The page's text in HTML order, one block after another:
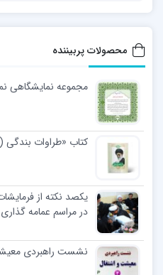
محصولات پربیننده
مجموعه نمایشگاهی
کتاب «طراوات
یکصد نکته از
در مراسم عمامه
نشست راهبردی